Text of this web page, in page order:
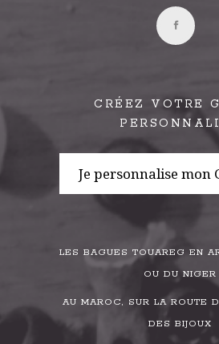
CRÉEZ VOTRE
Je personnalise mon
LES BAGUES TOUAREG EN
OU DU NIGER
AU MAROC, SUR LA ROUTE
DES BIJOUX